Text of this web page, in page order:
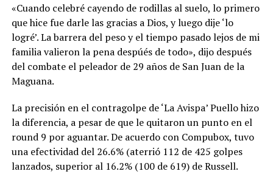
«Cuando celebré cayendo de rodillas al suelo, lo primero
que hice fue darle las gracias a Dios, y luego dije ‘lo
logré’. La barrera del peso y el tiempo pasado lejos de mi
familia valieron la pena despúés de todo», dijo después
del combate el peleador de 29 años de San Juan de la
Maguana.
La precisión en el contragolpe de ‘La Avispa’ Puello hizo
la diferencia, a pesar de que le quitaron un punto en el
round 9 por aguantar. De acuerdo con Compubox, tuvo
una efectividad del 26.6% (aterrió 112 de 425 golpes
lanzados, superior al 16.2% (100 de 619) de Russell.